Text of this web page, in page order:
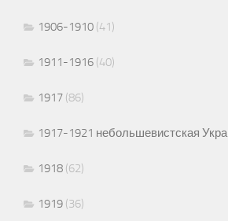
1906-1910 (41)
1911-1916 (40)
1917 (86)
1917-1921 небольшевистская
1918 (62)
1919 (36)